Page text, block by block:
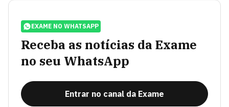
EXAME NO WHATSAPP
Receba as notícias da Exame
no seu WhatsApp
Entrar no canal da Exame